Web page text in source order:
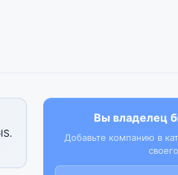
Вы владелец
Добавьте компанию в